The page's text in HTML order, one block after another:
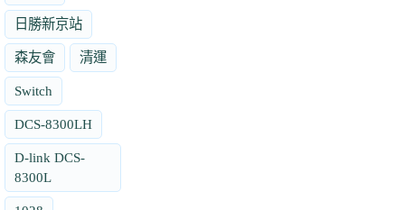
日勝新京站
森友會 清運
Switch
DCS-8300LH
D-link DCS-
8300L